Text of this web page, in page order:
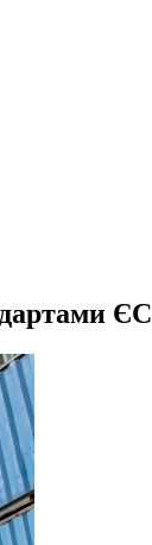
ЄС